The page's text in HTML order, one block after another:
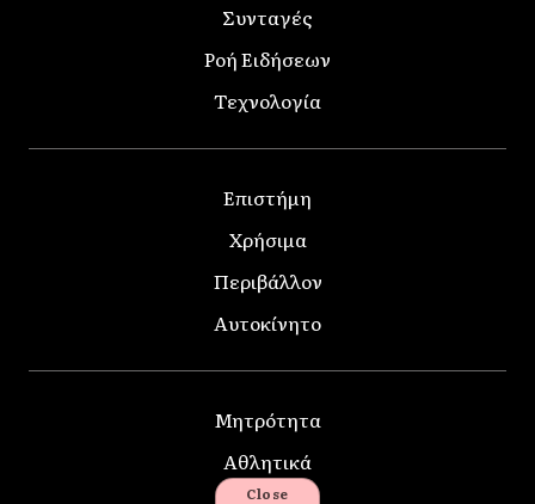
Συνταγές
Ροή Ειδήσεων
Τεχνολογία
Επιστήμη
Χρήσιμα
Περιβάλλον
Αυτοκίνητο
Μητρότητα
Αθλητικά
Close